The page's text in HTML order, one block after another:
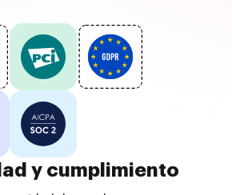
y cumplimiento